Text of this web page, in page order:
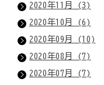
2020年11月 (3)
2020年10月 (6)
2020年09月 (10)
2020年08月 (7)
2020年07月 (7)